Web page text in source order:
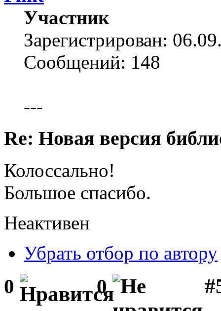
Участник
Зарегистрирован:
Сообщений: 148
---
Re: Новая версия
Колоссально!
Большое спасибо.
Неактивен
Убрать отбор по автору
0 0